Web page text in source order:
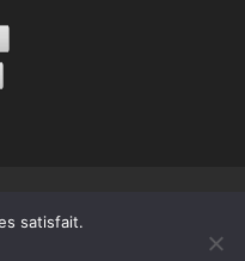
satisfait.